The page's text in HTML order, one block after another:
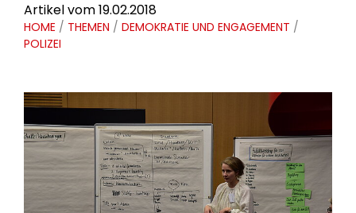
Artikel vom 19.02.2018
HOME / THEMEN / DEMOKRATIE UND ENGAGEMENT /
POLIZEI